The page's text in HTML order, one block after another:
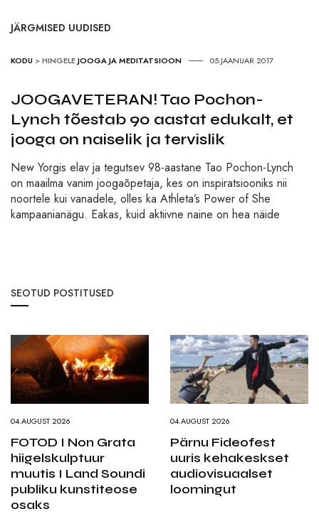
JÄRGMISED UUDISED
KODU >HINGELEJOOGA JA MEDITATSIOON 05.JAANUAR 2017
JOOGAVETERAN! Tao Pochon-
Lynch tõestab 90 aastat edukalt, et
jooga on naiselik ja tervislik
New Yorgis elav ja tegutsev 98-aastane Tao Pochon-Lynch
on maailma vanim joogaõpetaja, kes on inspiratsiooniks nii
noortele kui vanadele, olles ka Athleta’s Power of She
kampaanianägu. Eakas, kuid aktiivne naine on hea näide
SEOTUD POSTITUSED
04.AUGUST 2026
FOTOD I Non Grata
hiigelskulptuur
muutis I Land Soundi
publiku kunstiteose
osaks
04.AUGUST 2026
Pärnu Fideofest
uuris kehakeskset
audiovisuaalset
loomingut